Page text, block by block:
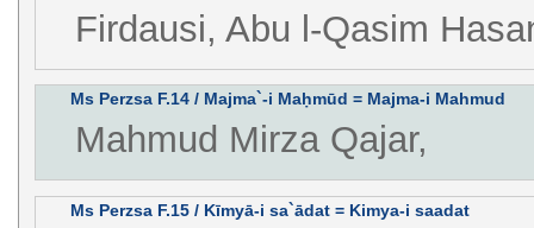
Firdausi, Abu l-Qasim
Ms Perzsa F.14 / Majma`-i Maḥmūd = Majma-i Mahmud
Mahmud Mirza Qajar,
Ms Perzsa F.15 / Kīmyā-i sa`ādat = Kimya-i saadat